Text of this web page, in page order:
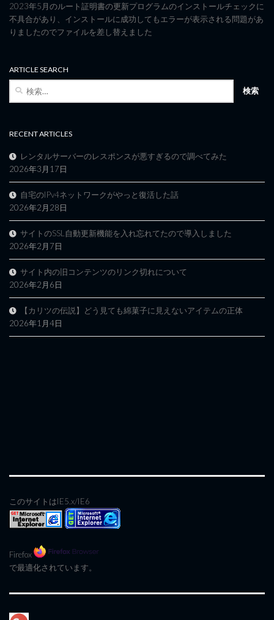
2023年5月のルート証明書の更新プログラムのインストールチェックに
不具合があり、インストールに成功してもエラーが表示される問題があ
りましたのでファイルを差し替えました
ARTICLE SEARCH
RECENT ARTICLES
レンタルサーバーのレスポンスが悪すぎるので調べてみた
2026年3月17日
自宅のIPv4ネットワークがやっと復活した話
2026年2月28日
サイトのSSL自動更新機能を入れ忘れてたので導入しました
2026年2月7日
サイト内の旧コンテンツのリンク切れについて
2026年2月6日
【カリツの伝説】どう見ても綿菓子に見えないアイテムの正体
2026年1月4日
このサイトはIE5.x/IE6
Firefox
で最適化されています。